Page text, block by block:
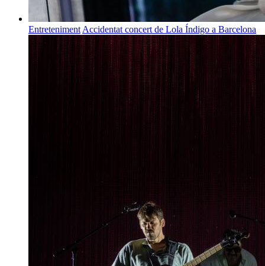
Entreteniment Accidentat concert de Lola Índigo a Barcelona